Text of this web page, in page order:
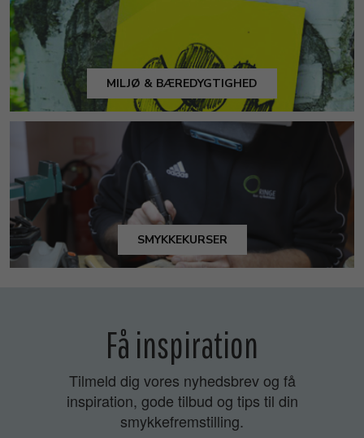
MILJØ & BÆREDYGTIGHED
SMYKKEKURSER
Få inspiration
Tilmeld dig vores nyhedsbrev og få
inspiration, gode tilbud og tips til din
smykkefremstilling.